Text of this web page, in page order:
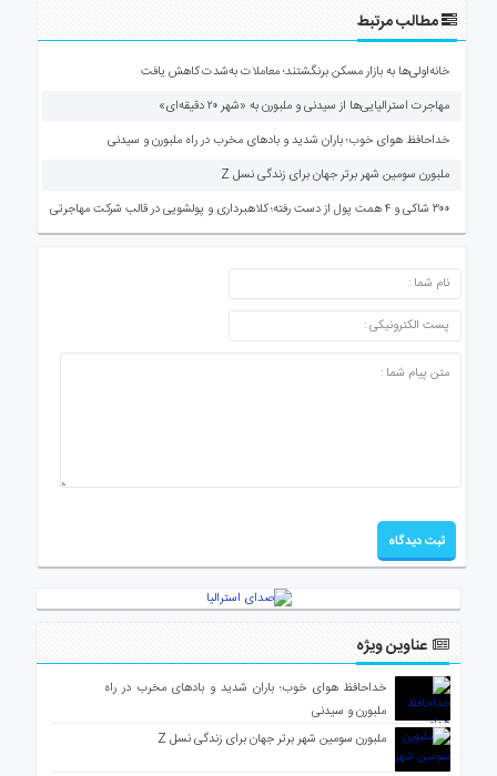
مطالب مرتبط
خانه‌اولی‌ها به بازار مسکن برنگشتند؛ معاملات به‌شدت کاهش یافت
مهاجرت استرالیایی‌ها از سیدنی و ملبورن به «شهر ۲۰ دقیقه‌ای»
خداحافظ هوای خوب؛ باران شدید و بادهای مخرب در راه ملبورن و سیدنی
ملبورن سومین شهر برتر جهان برای زندگی نسل Z
۳۰۰ شاکی و ۴ همت پول از دست رفته؛ کلاهبرداری و پولشویی در قالب شرکت مهاجرتی
ارسال دیدگاه
عناوین ویژه
خداحافظ هوای خوب؛ باران شدید و بادهای مخرب در راه
ملبورن و سیدنی
ملبورن سومین شهر برتر جهان برای زندگی نسل Z